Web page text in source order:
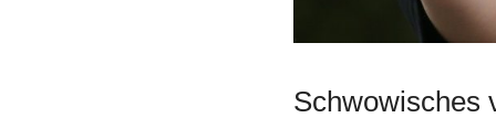
Schwowisches